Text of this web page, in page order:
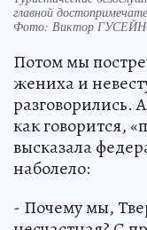
главной
Фото: Виктор
Потом мы
жениха и
разговорились.
как говорится,
высказала
наболело:
- Почему мы,